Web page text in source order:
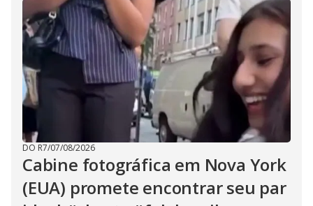
DO R7/07/08/2026
Cabine fotográfica em Nova York
(EUA) promete encontrar seu par